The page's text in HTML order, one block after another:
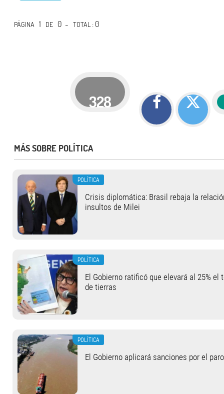
PÁGINA 1 DE 0 -TOTAL: 0
328
MÁS SOBRE POLÍTICA
POLÍTICA
Crisis diplomática: Brasil rebaja la
insultos de Milei
POLÍTICA
El Gobierno ratificó que elevará al 25%
de tierras
POLÍTICA
El Gobierno aplicará sanciones por el